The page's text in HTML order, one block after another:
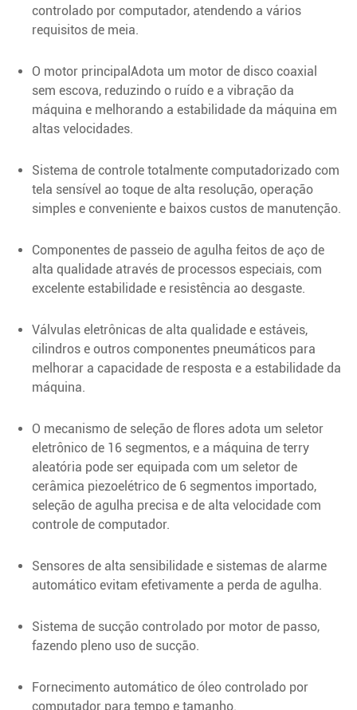
controlado por computador, atendendo a vários
requisitos de meia.
O motor principalAdota um motor de disco coaxial
sem escova, reduzindo o ruído e a vibração da
máquina e melhorando a estabilidade da máquina em
altas velocidades.
Sistema de controle totalmente computadorizado com
tela sensível ao toque de alta resolução, operação
simples e conveniente e baixos custos de manutenção.
Componentes de passeio de agulha feitos de aço de
alta qualidade através de processos especiais, com
excelente estabilidade e resistência ao desgaste.
Válvulas eletrônicas de alta qualidade e estáveis,
cilindros e outros componentes pneumáticos para
melhorar a capacidade de resposta e a estabilidade da
máquina.
O mecanismo de seleção de flores adota um seletor
eletrônico de 16 segmentos, e a máquina de terry
aleatória pode ser equipada com um seletor de
cerâmica piezoelétrico de 6 segmentos importado,
seleção de agulha precisa e de alta velocidade com
controle de computador.
Sensores de alta sensibilidade e sistemas de alarme
automático evitam efetivamente a perda de agulha.
Sistema de sucção controlado por motor de passo,
fazendo pleno uso de sucção.
Fornecimento automático de óleo controlado por
computador para tempo e tamanho.